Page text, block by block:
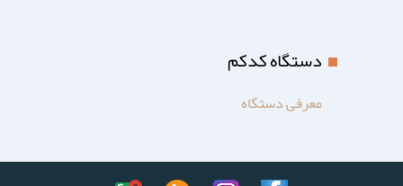
دستگاه کدکم
معرفی دستگاه